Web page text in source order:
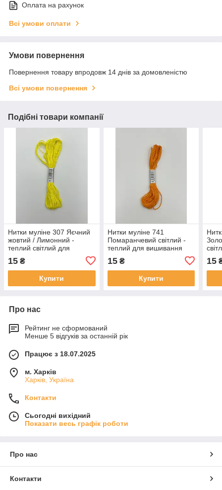
Оплата на рахунок
Всі умови оплати
Умови повернення
Повернення товару впродовж 14 днів за домовленістю
Всі умови повернення
Подібні товари компанії
Нитки муліне 307 Яєчний
жовтий / Лимонний -
теплий світлий для
15 ₴
Купити
Нитки муліне 741
Помаранчевий світлий -
теплий для вишивання
15₴
Купити
15
Про нас
Рейтинг не сформований
Менше 5 відгуків за останній рік
Працює з 18.07.2025
м. Харків
Харків, Україна
Контакти
Сьогодні вихідний
Показати весь графік роботи
Про нас
Контакти